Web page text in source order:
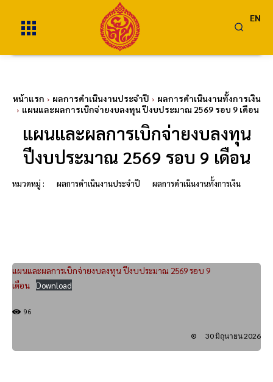
EN
หน้าแรก ผลการดำเนินงานประจำปี
ผลการดำเนินงานทั้งการเงิน
แผนและผลการเบิกจ่ายงบลงทุน ปีงบประมาณ 2569 รอบ 9 เดือน
แผนและผลการเบิกจ่ายงบลงทุน
ปีงบประมาณ 2569 รอบ 9 เดือน
หมวดหมู่ : ผลการดำเนินงานประจำปี ผลการดำเนินงานทั้งการเงิน
แผนและผลการเบิกจ่ายงบลงทุน ปีงบประมาณ 2569 รอบ 9
เดือน Download
96
30 มิถุนายน 2026